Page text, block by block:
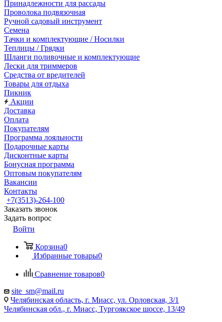
Принадлежности для рассады
Проволока подвязочная
Ручной садовый инструмент
Семена
Тачки и комплектующие / Носилки
Теплицы / Грядки
Шланги поливочные и комплектующие
Лески для триммеров
Средства от вредителей
Товары для отдыха
Пикник
Акции
Доставка
Оплата
Покупателям
Программа лояльности
Подарочные карты
Дисконтные карты
Бонусная программа
Оптовым покупателям
Вакансии
Контакты
+7(3513)-264-100
Заказать звонок
Задать вопрос
Войти
Корзина0
Избранные товары0
Сравнение товаров0
site_sm@mail.ru
Челябинская область, г. Миасс, ул. Орловская, 3/1
Челябинская обл., г. Миасс, Тургоякское шоссе, 13/49